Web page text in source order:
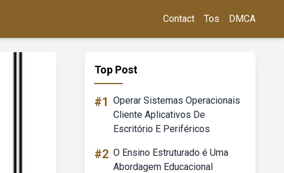
Contact Tos DMCA
Top Post
#1 Operar Sistemas Operacionais
Cliente Aplicativos De
Escritório E Periféricos
#2 O Ensino Estruturado é Uma
Abordagem Educacional